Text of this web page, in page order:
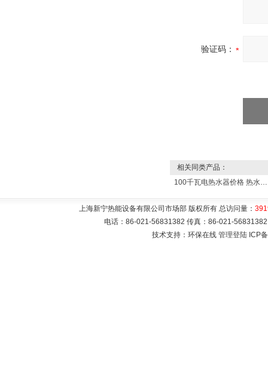
验证码：
相关同类产品：
100千瓦电热水器价格 热水锅炉
上海新宁热能设备有限公司市场部 版权所有 总访问量：
电话：86-021-56831382 传真：86-021-
技术支持：环保在线 管理登陆 ICP